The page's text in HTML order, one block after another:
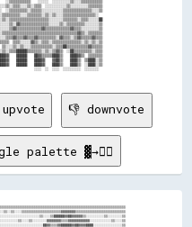
👎 downvote
palette ▓→✊🏽
░░▒▒░░░░▓▓▒▒
▒▒░░░░▓▓████████▓▓▒▒▒▒██▓▓▒▒▒▒▒▒▒▒▒▒░░▓▓▓▓▓▓▓▓▒▒▒▒▒▒▓▓▓▓░░▒▒▒▒▒▒▒▒▒▒▒▒▒▒▒▒▒▒▓▓████████████▓▓▒▒▓▓▓▓▓▓▓▓▒▒▒▒▒▒▒▒▒▒▒▒▓▓▓▓▓▓▓▓▓▓▓▓▓▓▓▓▓▓▓▓▒▒  ░░▒▒░░░░▓▓▒▒
▒▒░░░░▓▓████████▓▓▒▒▓▓██▓▓▓▓▒▒▓▓▒▒▒▒▒▒▓▓▓▓▓▓▓▓▓▓▓▓██░░░░░░▓▓▓▓▒▒▒▒▒▒▓▓  ▓▓▓▓▓▓████████████▓▓▒▒▓▓▓▓▓▓▓▓▒▒▒▒▒▒▒▒▒▒▒▒▓▓▓▓▓▓▓▓▓▓▓▓▓▓▓▓▓▓▓▓▒▒  ▒▒▒▒░░░░▓▓▒▒
▒▒░░▒▒▓▓████████▓▓▒▒▓▓▓▓▓▓▓▓▒▒▓▓▓▓▒▒▓▓▓▓▓▓▓▓▓▓▓▓▓▓▓▓░░░░░░░░▒▒░░▒▒▓▓▒▒  ▒▒██████████████▓▓▓▓▒▒▒▒▓▓▓▓▓▓▓▓▓▓▒▒▓▓▓▓▒▒▓▓▓▓▓▓▓▓▓▓▓▓▓▓▓▓▓▓▓▓░░  ▒▒░░░░░░▓▓▒▒
▒▒░░░░▓▓████████▒▒▓▓▓▓▓▓▓▓▓▓▓▓▒▒░░▓▓████████▓▓████▓▓░░░░░░░░░░░░▒▒░░▒▒  ▒▒████████████████▓▓▒▒▓▓▓▓▓▓▓▓▓▓▓▓▒▒▒▒▒▒▒▒▓▓▓▓▓▓▓▓▓▓▓▓▓▓▓▓▓▓▒▒▒▒  ▓▓░░░░░░▓▓▒▒
▒▒░░░░▓▓▓▓▓▓██▓▓▒▒▓▓▓▓▒▒▒▒▒▒▒▒▒▒▒▒▓▓▓▓████▓▓▓▓▓▓██▓▓░░░░░░░░░░░░░░░░▒▒  ▒▒████████████████▓▓▒▒▓▓▒▒▓▓▒▒▓▓▓▓▒▒▒▒▒▒▒▒▓▓▓▓▓▓▓▓▓▓▓▓▓▓▓▓▓▓▒▒░░  ▓▓░░░░░░▓▓▒▒
▒▒▒▒▒▒▓▓▓▓██▓▓▒▒▒▒░░▒▒▒▒▒▒▒▒▒▒░░░░▒▒▒▒▒▒▒▒░░▓▓██▓▓▓▓░░░░░░░░░░░░░░▒▒░░░░▒▒██████████████████▒▒▓▓▒▒▓▓▒▒▓▓▓▓▒▒▒▒▒▒▒▒██▓▓▓▓▓▓▓▓▓▓▓▓▓▓▓▓▒▒░░░░▓▓░░░░░░▓▓▒▒
▒▒░░░░▓▓████▒▒▒▒▒▒░░░░░░░░░░▒▒░░▒▒░░░░░░░░░░▓▓████▓▓░░░░░░░░░░░░▒▒░░░░░░▒▒██████████▓▓▒▒▓▓▓▓▒▒▓▓▓▓▓▓▓▓▓▓▓▓▒▒▓▓▒▒▒▒██▓▓▓▓▓▓▓▓▓▓▓▓▓▓▓▓▓▓▒▒░░▓▓░░░░░░▓▓▒▒
▒▒░░░░██████▒▒▓▓▒▒░░░░░░░░░░░░░░░░░░░░▒▒▒▒▒▒▒▒████▓▓░░░░░░▒▒░░░░░░░░░░  ▒▒██████████▓▓▒▒▓▓▓▓▒▒▓▓██▓▓▓▓▓▓▒▒▒▒▒▒▒▒████▓▓▓▓▓▓▓▓▓▓▓▓██████▒▒░░▒▒░░░░░░▓▓▒▒
▒▒░░░░▒▒▒▒▒▒▓▓▒▒▒▒░░░░░░░░░░░░░░░░░░░░▒▒▒▒▒▒░░██████░░░░░░░░░░░░░░░░░░░░████████████▒▒▒▒▓▓▓▓▒▒▓▓▓▓▓▓██▓▓▒▒▒▒▒▒▓▓██████▓▓▓▓██▓▓██▓▓▓▓██▒▒░░▒▒░░▒▒░░▓▓▒▒
▒▒░░░░▓▓▓▓▒▒▒▒▓▓▓▓░░░░░░░░░░░░░░░░░░░░▒▒▓▓▒▒▒▒████▓▓░░░░░░░░░░░░░░░░▒▒░░▒▒██████████▒▒▒▒▓▓▒▒░░░░░░░░░░░░▒▒▒▒░░░░░░░░░░▓▓▒▒▒▒████▓▓████▒▒  ▒▒░░░░░░▓▓▓▓
▒▒░░░░▒▒▒▒▒▒▒▒▓▓▓▓░░░░░░░░░░░░░░▒▒▒▒░░░░▓▓▓▓▒▒▓▓██▒▒░░░░░░░░░░░░░░░░▒▒  ▒▒▒▒▓▓▓▓▓▓██▒▒▓▓▓▓▒▒░░░░░░░░░░░░▒▒▒▒░░░░░░░░▒▒▓▓▒▒▒▒░░▓▓██████▒▒  ▒▒░░░░░░▓▓▒▒
▒▒░░▒▒░░▒▒▓▓▓▓▓▓▓▓░░░░░░░░░░░░░░░░░░░░░░▓▓▓▓▒▒░░██░░░░░░░░░░░░░░░░░░▒▒  ▒▒████▓▓████▓▓▒▒▓▓▒▒░░░░░░░░░░░░▒▒▒▒▒▒░░░░░░▓▓▓▓▒▒▒▒▒▒░░▓▓████▒▒  ▒▒░░░░░░▓▓▒▒
▒▒░░░░▒▒▓▓▓▓▓▓▓▓▓▓░░░░░░░░░░░░░░░░░░░░░░▓▓▓▓▒▒░░▓▓░░░░░░░░░░░░░░░░▒▒░░  ██████▓▓████▓▓▒▒▒▒░░░░░░░░░░░░░░▒▒▒▒▒▒░░░░░░▓▓▓▓▓▓▒▒░░░░▓▓████▒▒  ░░▓▓░░░░▒▒▒▒
▒▒░░░░░░▒▒▓▓▓▓▓▓▓▓░░░░░░░░░░░░░░░░░░░░░░▓▓▒▒░░░░▒▒░░░░░░░░░░░░░░▒▒░░▒▒  ▒▒████████▒▒▓▓▒▒▒▒▒▒░░░░░░░░░░░░▒▒▒▒▒▒░░░░░░▒▒▒▒▓▓▒▒▒▒░░▓▓████▒▒  ▓▓░░░░░░▒▒▒▒
▒▒░░░░░░░░▓▓▓▓▓▓▓▓▓▓▓▓▓▓▒▒▒▒▒▒░░░░░░░░░░▒▒▒▒▒▒▒▒▒▒░░░░░░░░░░░░▒▒░░▒▒▒▒  ░░▓▓▓▓▓▓▒▒▒▒▒▒▒▒▒▒▒▒▒▒░░░░░░░░░░▒▒▒▒▒▒▒▒░░░░░░▒▒▒▒▓▓▒▒▒▒▒▒██████  ▓▓░░▒▒░░▒▒▒▒
▒▒▒▒░░░░░░▒▒▓▓██▓▓▓▓▓▓▓▓▒▒▒▒▓▓▓▓▒▒▒▒░░░░░░▒▒▒▒▒▒░░░░░░░░░░░░░░░░░░░░░░░░▒▒▓▓▓▓▓▓▓▓▒▒▓▓▒▒▒▒▒▒▒▒░░░░░░░░░░▒▒▒▒▒▒░░░░░░░░▒▒▒▒▓▓▒▒▒▒▓▓▓▓████░░▓▓░░░░░░▒▒▒▒
▒▒▒▒░░░░░░░░████▓▓▓▓▒▒▒▒▒▒▒▒▒▒▒▒▒▒░░░░░░░░▓▓▓▓▒▒▒▒░░▒▒░░░░░░░░░░░░░░░░░░▒▒▓▓██▓▓▓▓▓▓▒▒▒▒▒▒▒▒░░░░░░░░░░░░▒▒▒▒▒▒░░░░░░░░▒▒▒▒▓▓▓▓▒▒▓▓▓▓██░░░░▒▒▒▒░░░░▒▒▒▒
▒▒░░░░░░░░▒▒▒▒▓▓▓▓▓▓▒▒▒▒▒▒▒▒░░░░    ░░░░░░░░      ░░░░░░░░    ░░░░▒▒▒▒░░▒▒▓▓▓▓▒▒████▓▓▓▓██░░░░░░░░░░░░░░▒▒▒▒░░░░░░░░░░▓▓▒▒▒▒▓▓▓▓▒▒▒▒██▒▒░░▓▓░░▒▒░░▒▒▒▒
▒▒▒▒░░░░▒▒░░░░▒▒▓▓▓▓▒▒▒▒▒▒░░                                        ▓▓░░▒▒▓▓▓▓▓▓▓▓▓▓▓▓▓▓▓▓▓▓▒▒▒▒▒▒▒▒▒▒▒▒▒▒▒▒▒▒░░░░░░░░▒▒▓▓▓▓▓▓▒▒▒▒░░██▒▒░░▓▓▒▒▒▒░░▒▒▒▒
▒▒░░░░░░▒▒▒▒▒▒▒▒▒▒▓▓▓▓▒▒▒▒  ░░                ░░░░  ░░  ░░  ░░  ░░  ░░░░▒▒▓▓▒▒▒▒▓▓▓▓▓▓▓▓▓▓▓▓▓▓▓▓▓▓▓▓▓▓▒▒▓▓▓▓▓▓▓▓▒▒▓▓▓▓▓▓▓▓▓▓▓▓▓▓▒▒░░▓▓▒▒  ▒▒░░░░░░▒▒▒▒
▒▒░░▒▒░░░░░░░░░░░░▒▒▓▓▒▒▓▓  ░░░░░░░░░░  ░░░░░░  ░░░░░░░░░░░░░░░░░░  ░░░░▒▒▒▒▓▓▓▓▓▓▓▓▓▓▓▓▓▓▓▓▓▓▓▓▓▓▒▒▒▒▒▒▒▒▒▒▓▓▒▒▒▒▒▒▒▒▓▓▓▓▓▓▓▓▓▓▒▒░░░░▒▒  ▒▒░░░░▒▒▒▒▒▒
▒▒░░░░░░░░░░░░░░░░░░░░▒▒▓▓  ░░░░░░░░░░  ░░░░▒▒░░░░░░░░░░░░  ░░░░░░  ▒▒  ▒▒▓▓▓▓▓▓▓▓▒▒▓▓██▓▓▓▓▓▓▒▒▒▒▒▒▒▒▒▒▒▒▒▒▒▒▒▒▒▒▒▒▒▒▓▓▓▓▓▓▓▓▓▓▒▒░░░░▒▒  ▓▓░░░░░░▒▒▒▒
▒▒░░░░░░░░░░░░░░░░░░░░░░░░  ░░  ░░  ░░              ░░  ░░  ░░      ▓▓  ▒▒▓▓▓▓▓▓▒▒▒▒▓▓██▓▓▓▓▓▓▒▒▒▒▒▒▓▓▒▒▒▒▒▒▒▒▒▒░░▒▒▒▒▓▓██▓▓▓▓▓▓▒▒░░░░▒▒  ▒▒░░░░▒▒▒▒▒▒
▒▒░░░░░░░░░░░░░░░░░░░░░░░░░░░░░░░░░░░░░░░░  ▒▒░░░░░░▒▒░░░░░░░░      ▒▒  ░░▓▓▓▓▓▓▒▒▒▒████▓▓▓▓▓▓▓▓▒▒▒▒▓▓▒▒▒▒▒▒▒▒▒▒▒▒▒▒▒▒▓▓▓▓▓▓▓▓▒▒▓▓░░░░░░  ░░▒▒░░▒▒▒▒▒▒
▒▒░░░░░░░░░░░░░░░░░░░░░░░░░░░░░░░░░░  ░░░░░░░░░░░░░░░░░░░░░░░░      ▒▒  ██▓▓▓▓▓▓▓▓██████▓▓▓▓▓▓▓▓▒▒▒▒▒▒▒▒▒▒░░▒▒▒▒▒▒░░▒▒▓▓▓▓▓▓▓▓▓▓▒▒▒▒▒▒▒▒  ░░▒▒░░▒▒▒▒▒▒
▒▒░░░░░░░░░░░░░░░░░░░░░░░░                          ░░            ░░▒▒  ▒▒████████████▓▓▓▓▓▓▓▓▒▒▒▒▒▒▒▒▒▒▒▒▒▒░░░░░░░░░░▒▒▓▓▒▒░░░░▓▓▒▒░░▒▒    ▓▓░░▒▒▒▒▒▒
▒▒░░░░░░░░░░░░░░░░░░░░░░░░  ▒▒▒▒▒▒▒▒░░░░▒▒▒▒░░░░▒▒░░░░▒▒  ░░▒▒░░▒▒░░▓▓    ████████████▓▓▓▓▓▓▓▓▒▒▒▒▒▒▒▒░░▒▒▒▒▒▒░░░░░░░░▒▒▓▓░░░░░░▓▓▒▒▒▒▒▒▒▒░░▒▒▒▒▓▓▓▓▒▒
▒▒▒▒░░░░░░░░░░░░░░░░▒▒░░░░░░░░  ░░░░  ░░    ░░    ░░    ░░          ▒▒  ▒▒████████████▓▓▓▓▓▓▒▒▒▒▒▒▒▒▒▒▒▒▒▒▒▒░░░░░░░░░░░░██░░░░░░▒▒▒▒▒▒░░░░▒▒▓▓░░▒▒▒▒▒▒
▒▒░░░░░░░░░░░░░░░░░░░░░░░░░░░░░░░░░░  ░░░░  ░░░░  ░░░░░░░░░░        ▒▒  ▒▒██████████▓▓▓▓██▓▓▓▓▓▓▒▒▒▒▒▒▒▒▒▒▒▒▒▒░░▒▒░░░░░░██░░░░░░░░▓▓▒▒░░░░░░▓▓░░▒▒▒▒▒▒
▒▒░░░░░░░░░░░░░░░░░░░░░░░░  ░░░░░░▒▒▒▒░░░░▒▒▒▒░░  ░░░░░░░░▒▒░░      ▓▓  ▒▒██████████▓▓▓▓▓▓▓▓▓▓▓▓▒▒▒▒▒▒▒▒▒▒▒▒▒▒  ▒▒░░░░░░██▒▒▒▒░░░░░░▒▒░░░░▒▒▒▒░░▒▒▒▒▒▒
▒▒░░░░░░░░░░░░░░░░░░░░░░▒▒  ░░░░